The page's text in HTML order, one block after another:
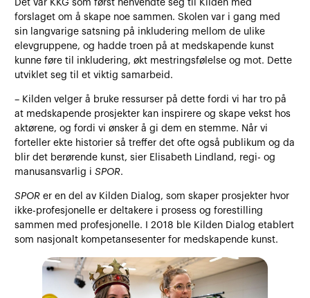
Det var KKG som først henvendte seg til Kilden med
forslaget om å skape noe sammen. Skolen var i gang med
sin langvarige satsning på inkludering mellom de ulike
elevgruppene, og hadde troen på at medskapende kunst
kunne føre til inkludering, økt mestringsfølelse og mot. Dette
utviklet seg til et viktig samarbeid.
– Kilden velger å bruke ressurser på dette fordi vi har tro på
at medskapende prosjekter kan inspirere og skape vekst hos
aktørene, og fordi vi ønsker å gi dem en stemme. Når vi
forteller ekte historier så treffer det ofte også publikum og da
blir det berørende kunst, sier Elisabeth Lindland, regi- og
manusansvarlig iSPOR.
SPOR er en del av Kilden Dialog, som skaper prosjekter hvor
ikke-profesjonelle er deltakere i prosess og forestilling
sammen med profesjonelle. I 2018 ble Kilden Dialog etablert
som nasjonalt kompetansesenter for medskapende kunst.